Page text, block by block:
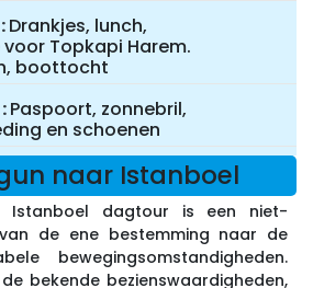
Drankjes, lunch,
Topkapi Harem.
boottocht
Paspoort, zonnebril,
en schoenen
naar Istanboel
Istanboel dagtour is een niet-
de ene bestemming naar de
bewegingsomstandigheden.
bekende bezienswaardigheden,